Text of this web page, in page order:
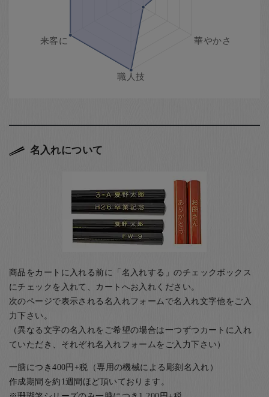
名入れについて
商品をカートに入れる前に「名入れする」のチェックボックス
にチェックを入れて、カートへお入れください。
次のページで表示される名入れフォームで名入れ文字他をご入
力下さい。
（異なる文字の名入れをご希望の場合は一つずつカートに入れ
ていただき、それぞれ名入れフォームをご入力下さい）
一膳につき400円+税（専用の機械による彫刻名入れ）
作成期間を約1週間ほど頂いております。